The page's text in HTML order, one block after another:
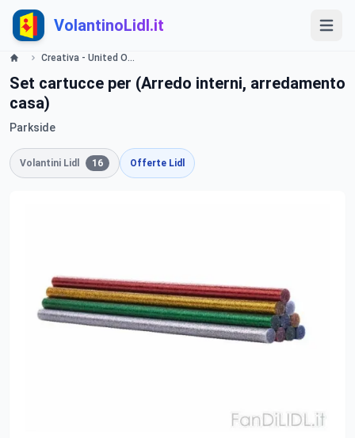
VolantinoLidl.it
Creativa - United Office dal 16/11 2015 volantino promozioni Lidl Lidl
Set cartucce per (Arredo interni, arredamento
casa)
Parkside
Volantini Lidl 16 Offerte Lidl